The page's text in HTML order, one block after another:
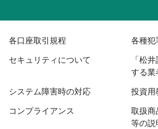
各口座取引規程 各種犯
セキュリティについて
「松
する業
システム障害時の対応 投資用
コンプライアンス
取扱商
等の説